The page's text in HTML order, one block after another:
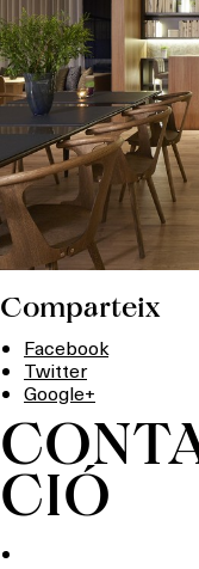
Comparteix
Facebook
Twitter
Google+
CIÓ